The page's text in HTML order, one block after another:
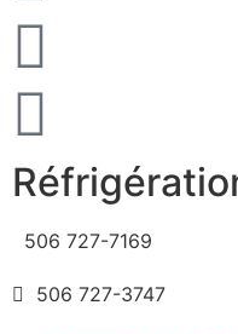
506 727-7169
506 727-3747